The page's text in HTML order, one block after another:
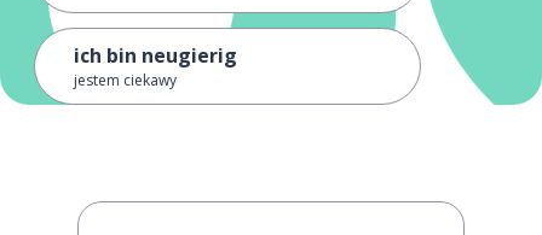
ich bin neugierig
jestem ciekawy